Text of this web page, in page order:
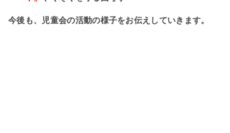
今後も、児童会の活動の様子をお伝えしていきます。